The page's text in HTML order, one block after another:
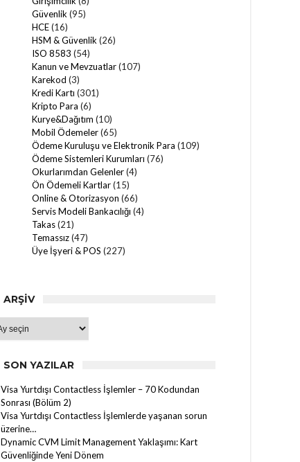
Güvenlik (95)
HCE(16)
HSM & Güvenlik (26)
ISO 8583 (54)
Kanun ve Mevzuatlar(107)
Karekod (3)
Kredi Kartı (301)
Kripto Para (6)
Kurye&Dağıtım (10)
Mobil Ödemeler(65)
Ödeme Kuruluşu ve Elektronik Para (109)
Ödeme Sistemleri Kurumları (76)
Okurlarımdan Gelenler(4)
Ön Ödemeli Kartlar(15)
Online & Otorizasyon (66)
Servis Modeli Bankacılığı (4)
Takas(21)
Temassız(47)
Üye İşyeri & POS (227)
ARŞIV
SON YAZILAR
Visa Yurtdışı Contactless İşlemler – 70 Kodundan
Sonrası (Bölüm 2)
Visa Yurtdışı Contactless İşlemlerde yaşanan sorun
üzerine…
Dynamic CVM Limit Management Yaklaşımı: Kart
Güvenliğinde Yeni Dönem